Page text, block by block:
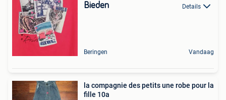
Bieden Details
Beringen Vandaag
la compagnie des petits une robe pour la
fille 10a